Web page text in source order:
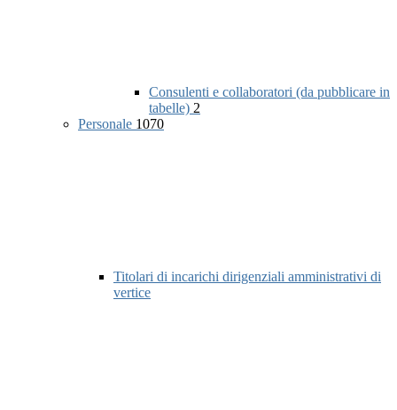
Consulenti e collaboratori (da pubblicare in
tabelle) 2
Personale 1070
Titolari di incarichi dirigenziali amministrativi di
vertice